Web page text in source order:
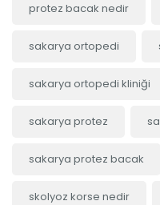
protez bacak nedir
sakarya ortopedi
sakarya ortopedi kliniği
sakarya protez
sakarya protez bacak
skolyoz korse nedir